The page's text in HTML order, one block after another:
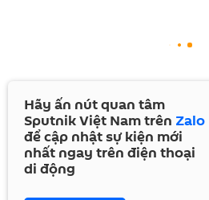
Hãy ấn nút quan tâm
Sputnik Việt Nam trên Zalo
để cập nhật sự kiện mới
nhất ngay trên điện thoại
di động